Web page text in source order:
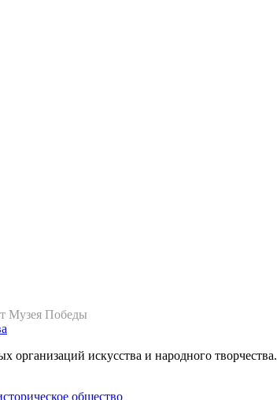
Музея Победы
организаций искусства и народного творчества.